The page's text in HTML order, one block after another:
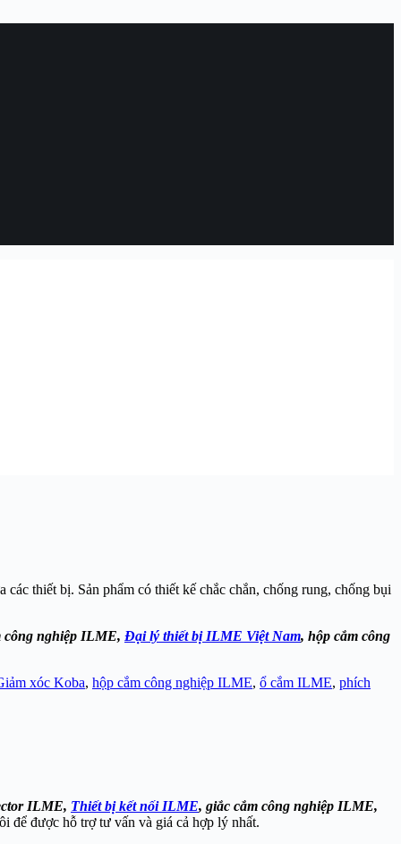
các thiết bị. Sản phẩm có thiết kế chắc chắn, chống rung, chống bụi
công nghiệp ILME, Đại lý thiết bị ILME Việt Nam, hộp cắm công
xóc Koba, hộp cắm công nghiệp ILME, ổ cắm ILME, phích
ILME, Thiết bị kết nối ILME, giắc cắm công nghiệp ILME,
để được hỗ trợ tư vấn và giá cả hợp lý nhất.